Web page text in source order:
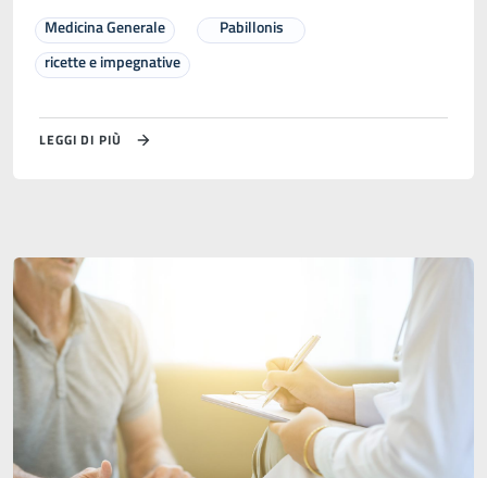
Medicina Generale
Pabillonis
ricette e impegnative
LEGGI DI PIÙ